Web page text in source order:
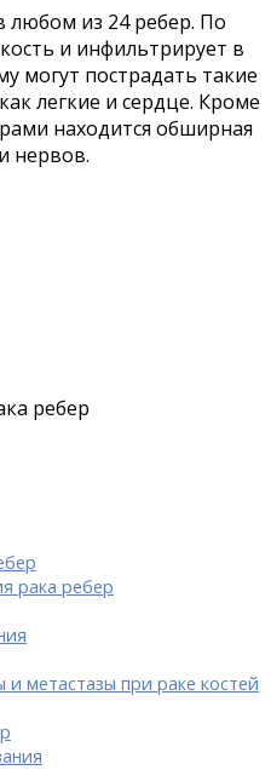
любом из 24 ребер. По
и инфильтрирует в
могут пострадать такие
легкие и сердце. Кроме
находится обширная
нервов.
ребер
рака ребер
метастазы при раке костей